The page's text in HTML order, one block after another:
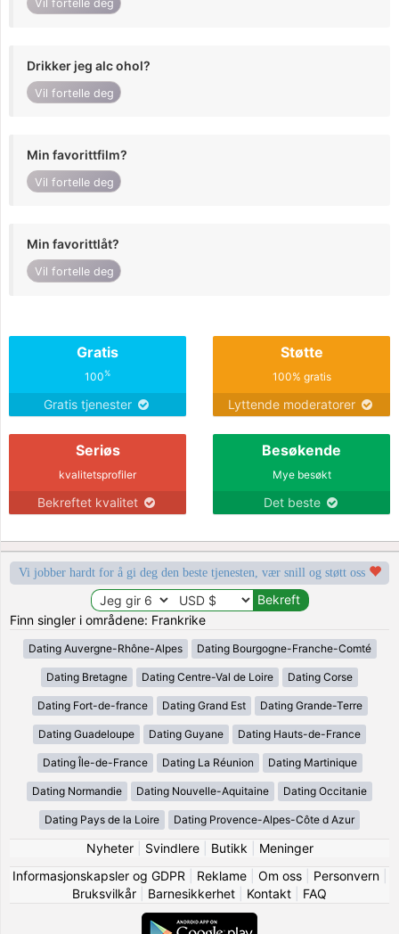
Vil fortelle deg
Drikker jeg alc ohol?
Vil fortelle deg
Min favorittfilm?
Vil fortelle deg
Min favorittlåt?
Vil fortelle deg
Gratis
100%
Gratis tjenester
Støtte
100% gratis
Lyttende moderatorer
Seriøs
kvalitetsprofiler
Bekreftet kvalitet
Besøkende
Mye besøkt
Det beste
Vi jobber hardt for å gi deg den beste tjenesten, vær snill og støtt oss
Finn singler i områdene: Frankrike
Dating Auvergne-Rhône-Alpes Dating Bourgogne-Franche-Comté
Dating Bretagne Dating Centre-Val de Loire Dating Corse
Dating Fort-de-france Dating Grand Est Dating Grande-Terre
Dating Guadeloupe Dating Guyane Dating Hauts-de-France
Dating Île-de-France Dating La Réunion Dating Martinique
Dating Normandie Dating Nouvelle-Aquitaine Dating Occitanie
Dating Pays de la Loire Dating Provence-Alpes-Côte d Azur
Nyheter| Svindlere| Butikk
Meninger
Informasjonskapsler og GDPR
Reklame| Om oss| Personvern|
Bruksvilkår
Barnesikkerhet Kontakt FAQ